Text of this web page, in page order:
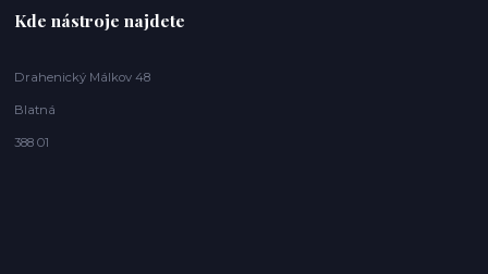
Kde nástroje najdete
Drahenický Málkov 48
Blatná
388 01